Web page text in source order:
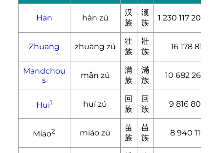
Han hàn zú
汉
族
漢
族
1 230 117 207
Zhuang zhuàng zú
壮
族
壯
族
16 178 811
Mandchou
s
mǎn zú
满
族
滿
族
10 682 263
Hui1 huí zú
回
族
回
族
9 816 802
Miao2 miáo zú
苗
族
苗
族
8 940 116